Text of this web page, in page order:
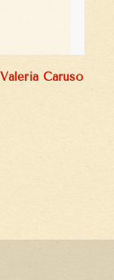
Caruso